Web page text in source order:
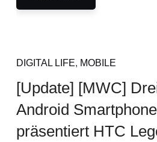
DIGITAL LIFE, MOBILE
[Update] [MWC]
Android
präsentiert HTC